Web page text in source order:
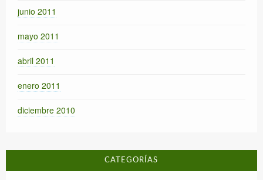
junio 2011
mayo 2011
abril 2011
enero 2011
diciembre 2010
CATEGORÍAS